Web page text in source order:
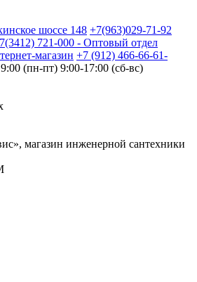
шоссе 148 +7(963)029-71-92
721-000 - Оптовый отдел
магазин +7 (912) 466-66-61-
(пн-пт) 9:00-17:00 (сб-вс)
магазин инженерной сантехники